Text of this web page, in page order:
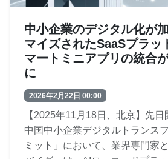
中小企業のデジタル化が
マイズされたSaaSプラッ
マートミニアプリの統合
に
2026年2月22日 00:00
【2025年11月18日、北京】先
中国中小企業デジタルトランス
ミット」において、業界専門家